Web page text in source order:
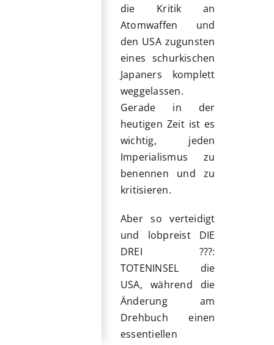
die Kritik an
Atomwaffen und
den USA zugunsten
eines schurkischen
Japaners komplett
weggelassen.
Gerade in der
heutigen Zeit ist es
wichtig, jeden
Imperialismus zu
benennen und zu
kritisieren.
Aber so verteidigt
und lobpreist DIE
DREI ???:
TOTENINSEL die
USA, während die
Änderung am
Drehbuch einen
essentiellen